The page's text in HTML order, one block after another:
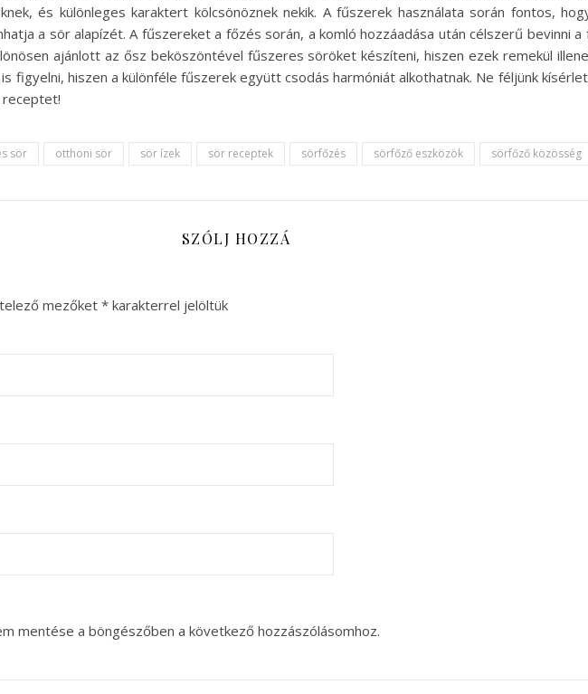
és különleges karaktert kölcsönöznek nekik. A fűszerek használata során fontos,
a sör alapízét. A fűszereket a főzés során, a komló hozzáadása után célszerű bevinni
ajánlott az ősz beköszöntével fűszeres söröket készíteni, hiszen ezek remekül
figyelni, hiszen a különféle fűszerek együtt csodás harmóniát alkothatnak. Ne féljünk
receptet!
sör otthoni sör sör ízek sör receptek sörfőzés sörfőző eszközök sörfőző közösség
SZÓLJ HOZZÁ
mezőket * karakterrel jelöltük
mentése a böngészőben a következő hozzászólásomhoz.